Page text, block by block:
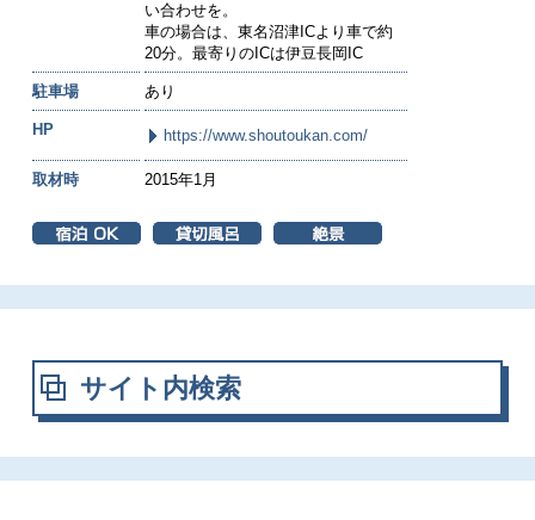
い合わせを。
車の場合は、東名沼津ICより車で約
20分。最寄りのICは伊豆長岡IC
駐車場 あり
HP https://www.shoutoukan.com/
取材時 2015年1月
サイト内検索